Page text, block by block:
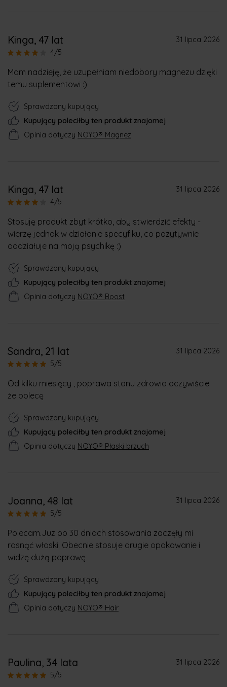
Kinga, 47 lat
31 lipca 2026
4/5
Mam nadzieję, że uzupełniam niedobory magnezu dzięki
temu suplementowi :)
Sprawdzony kupujący
Kupujący poleciłby ten produkt znajomej
Opinia dotyczy NOYO® Magnez
Kinga, 47 lat
31 lipca 2026
4/5
Stosuję produkt zbyt krótko, aby stwierdzić efekty -
wierzę jednak w działanie specyfiku, co pozytywnie
oddziałuje na moją psychikę :)
Sprawdzony kupujący
Kupujący poleciłby ten produkt znajomej
Opinia dotyczy NOYO® Boost
Sandra, 21 lat
31 lipca 2026
5/5
Od kilku miesięcy , poprawa stanu zdrowia oczywiście
że polecę
Sprawdzony kupujący
Kupujący poleciłby ten produkt znajomej
Opinia dotyczy NOYO® Płaski brzuch
Joanna, 48 lat
31 lipca 2026
5/5
Polecam.Juz po 30 dniach stosowania zaczęły mi
rosnąć włoski. Obecnie stosuje drugie opakowanie i
widzę dużą poprawę
Sprawdzony kupujący
Kupujący poleciłby ten produkt znajomej
Opinia dotyczy NOYO® Hair
Paulina, 34 lata
31 lipca 2026
5/5